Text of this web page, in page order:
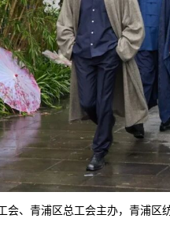
会、青浦区总工会主办，青浦区